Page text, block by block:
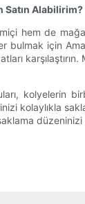
Satın Alabilirim?
hem de
bulmak için
kolyelerin
kolaylıkla